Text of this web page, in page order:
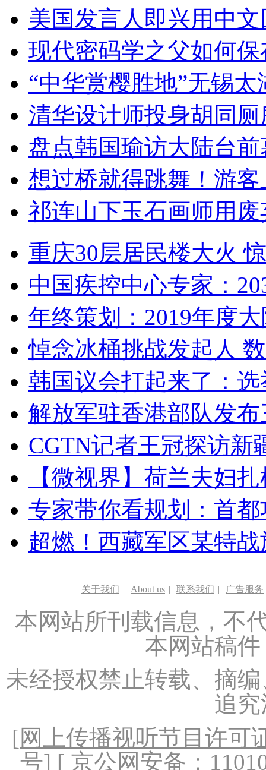
美国发言人即兴用中
现代密码学之父如何
“中华赏樱胜地”无锡
清华设计师投身胡同
盘点韩国瑜访大陆台
想过桥就得跳舞！游客
祁连山下玉石画师用
重庆30层居民楼大火
中国疾控中心专家：
年终策划：2019年度
悼念冰桶挑战发起人
韩国议会打起来了：
解放军驻香港部队发
CGTN记者王冠探访新
【微视界】荷兰夫妇
专家带你看规划：首
超燃！西藏军区某特
关于我们 | About us | 联系我们 | 广告服务
本网站所刊载信息，不
本网站稿
未经授权禁止转载、摘
追
[网上传播视听节目许可
号] [ 京公网安备：